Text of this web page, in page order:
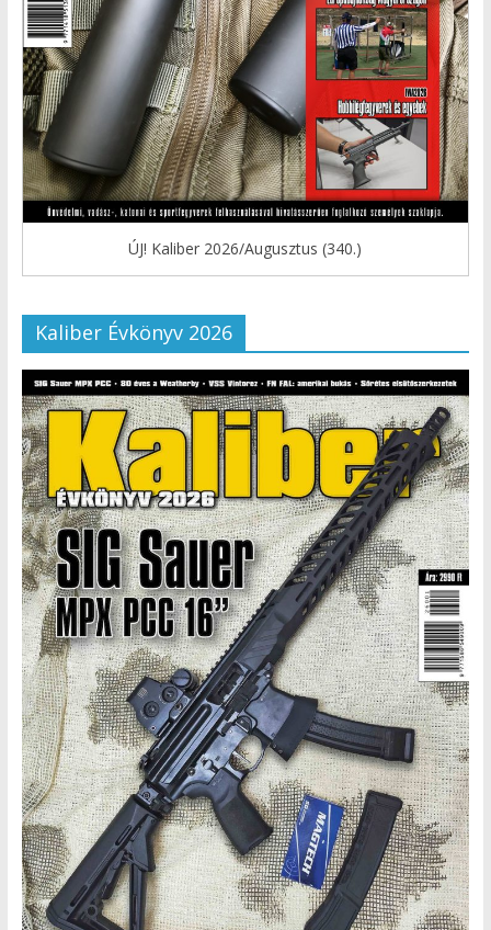
ÚJ! Kaliber 2026/Augusztus (340.)
Kaliber Évkönyv 2026